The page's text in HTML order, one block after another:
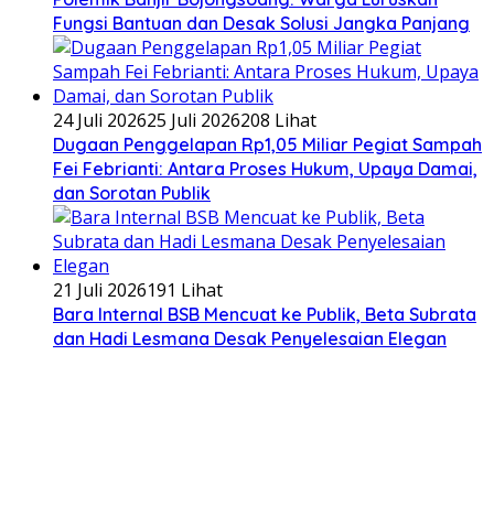
Fungsi Bantuan dan Desak Solusi Jangka Panjang
24 Juli 202625 Juli 2026208 Lihat
Dugaan Penggelapan Rp1,05 Miliar Pegiat Sampah
Fei Febrianti: Antara Proses Hukum, Upaya Damai,
dan Sorotan Publik
21 Juli 2026191 Lihat
Bara Internal BSB Mencuat ke Publik, Beta Subrata
dan Hadi Lesmana Desak Penyelesaian Elegan